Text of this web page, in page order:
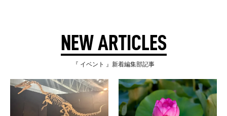
NEW ARTICLES
『 イベント 』新着編集部記事